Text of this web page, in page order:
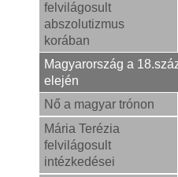
felvilágosult
abszolutizmus
korában
Magyarország a
elején
Nő a magyar trónon
Mária Terézia
felvilágosult
intézkedései